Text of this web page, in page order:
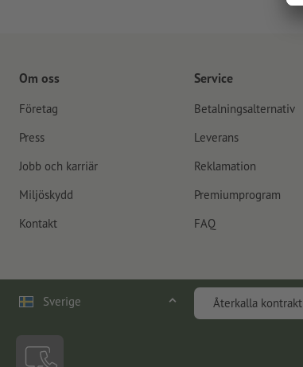
Om oss
Företag
Press
Jobb och karriär
Miljöskydd
Kontakt
Service
Betalningsalternativ
Leverans
Reklamation
Premiumprogram
FAQ
Sverige Återkalla kontrakt